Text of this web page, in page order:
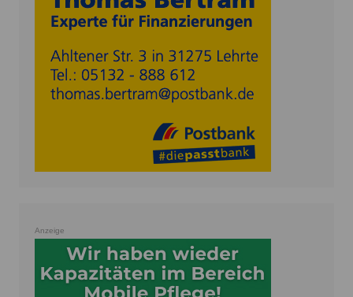
Anzeige